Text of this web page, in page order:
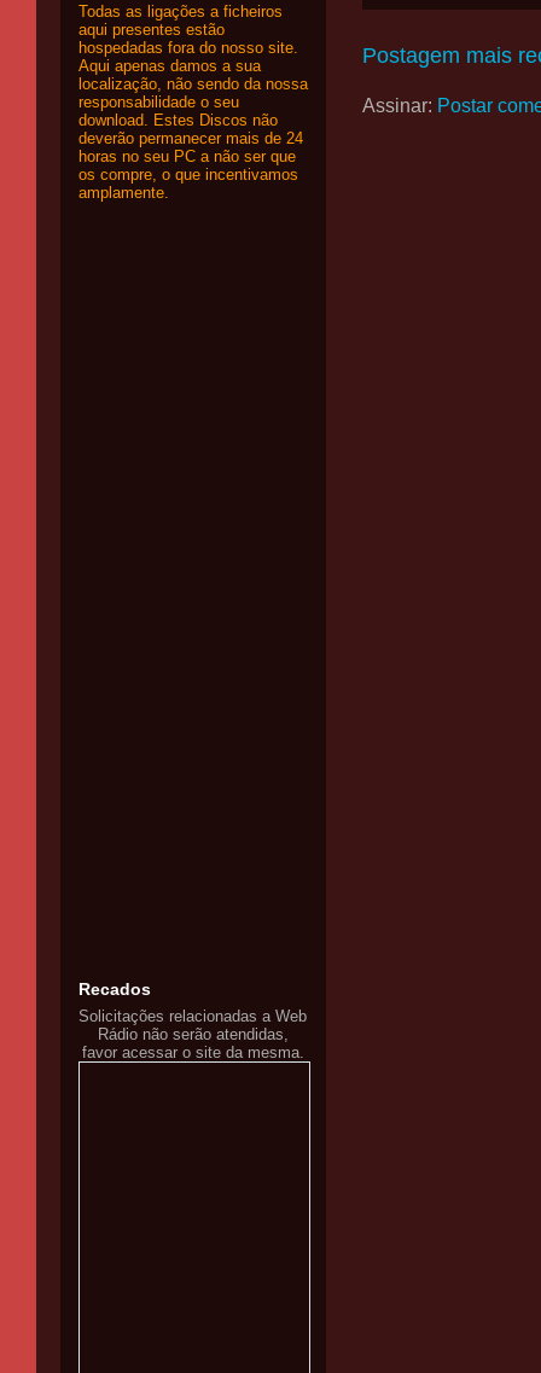
Postagem mais
Assinar: Postar
Todas as ligações a ficheiros
aqui presentes estão
hospedadas fora do nosso site.
Aqui apenas damos a sua
localização, não sendo da nossa
responsabilidade o seu
download. Estes Discos não
deverão permanecer mais de 24
horas no seu PC a não ser que
os compre, o que incentivamos
amplamente.
Recados
Solicitações relacionadas a Web
Rádio não serão atendidas,
favor acessar o site da mesma.